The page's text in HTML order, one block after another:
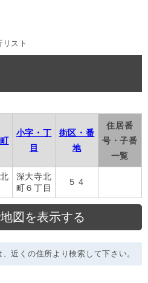
スト
小字・丁
目
街区・番
地
住居番
号・子番
一覧
深大寺北
町６丁目
５４
近くの住所より検索して下さい。